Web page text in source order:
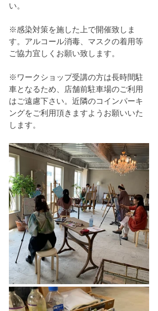
い。
※感染対策を施した上で開催致しま
す。アルコール消毒、マスクの着用等
ご協力宜しくお願い致します。
※ワークショップ受講の方は長時間駐
車となるため、店舗前駐車場のご利用
はご遠慮下さい。近隣のコインパーキ
ングをご利用頂きますようお願いいた
します。